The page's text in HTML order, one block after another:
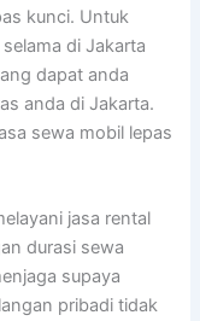
kunci. Untuk
di Jakarta
dapat anda
anda di Jakarta.
sewa mobil lepas
jasa rental
durasi sewa
supaya
pribadi tidak